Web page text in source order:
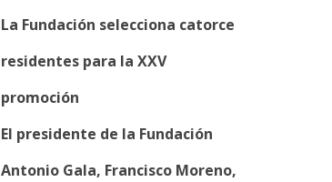
La Fundación selecciona catorce
residentes para la XXV
promoción
El presidente de la Fundación
Antonio Gala, Francisco Moreno,